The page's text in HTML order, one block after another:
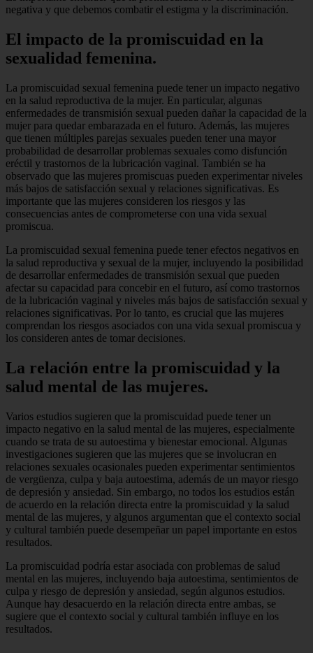
negativa y que debemos combatir el estigma y la discriminación.
El impacto de la promiscuidad en la
sexualidad femenina.
La promiscuidad sexual femenina puede tener un impacto negativo
en la salud reproductiva de la mujer. En particular, algunas
enfermedades de transmisión sexual pueden dañar la capacidad de la
mujer para quedar embarazada en el futuro. Además, las mujeres
que tienen múltiples parejas sexuales pueden tener una mayor
probabilidad de desarrollar problemas sexuales como disfunción
eréctil y trastornos de la lubricación vaginal. También se ha
observado que las mujeres promiscuas pueden experimentar niveles
más bajos de satisfacción sexual y relaciones significativas. Es
importante que las mujeres consideren los riesgos y las
consecuencias antes de comprometerse con una vida sexual
promiscua.
La promiscuidad sexual femenina puede tener efectos negativos en
la salud reproductiva y sexual de la mujer, incluyendo la posibilidad
de desarrollar enfermedades de transmisión sexual que pueden
afectar su capacidad para concebir en el futuro, así como trastornos
de la lubricación vaginal y niveles más bajos de satisfacción sexual y
relaciones significativas. Por lo tanto, es crucial que las mujeres
comprendan los riesgos asociados con una vida sexual promiscua y
los consideren antes de tomar decisiones.
La relación entre la promiscuidad y la
salud mental de las mujeres.
Varios estudios sugieren que la promiscuidad puede tener un
impacto negativo en la salud mental de las mujeres, especialmente
cuando se trata de su autoestima y bienestar emocional. Algunas
investigaciones sugieren que las mujeres que se involucran en
relaciones sexuales ocasionales pueden experimentar sentimientos
de vergüenza, culpa y baja autoestima, además de un mayor riesgo
de depresión y ansiedad. Sin embargo, no todos los estudios están
de acuerdo en la relación directa entre la promiscuidad y la salud
mental de las mujeres, y algunos argumentan que el contexto social
y cultural también puede desempeñar un papel importante en estos
resultados.
La promiscuidad podría estar asociada con problemas de salud
mental en las mujeres, incluyendo baja autoestima, sentimientos de
culpa y riesgo de depresión y ansiedad, según algunos estudios.
Aunque hay desacuerdo en la relación directa entre ambas, se
sugiere que el contexto social y cultural también influye en los
resultados.